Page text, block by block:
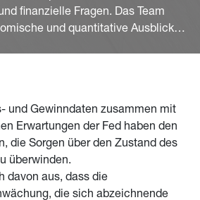
finanzielle Fragen. Das Team
und quantitative Ausblicke
und Gewinndaten zusammen mit
Erwartungen der Fed haben den
die Sorgen über den Zustand des
überwinden.
davon aus, dass die
die sich abzeichnende